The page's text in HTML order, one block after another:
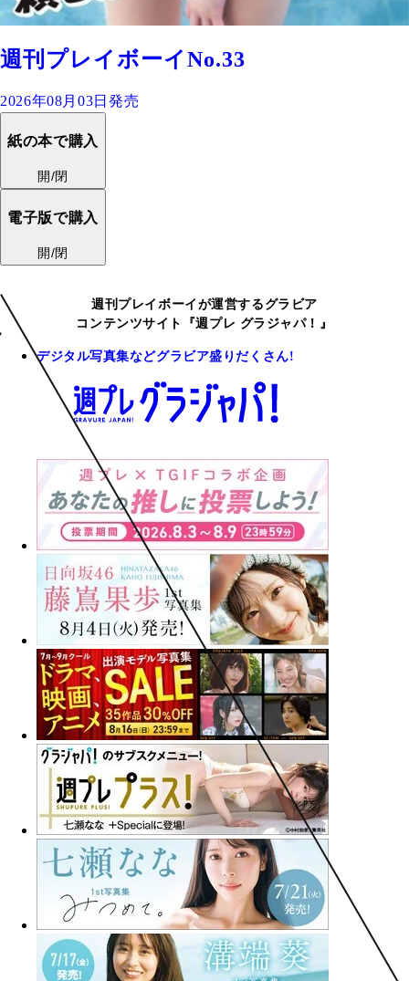
週刊プレイボーイNo.33
2026年08月03日発売
紙の本で購入
開/閉
電子版で購入
開/閉
週刊プレイボーイが運営するグラビア
コンテンツサイト『週プレ グラジャパ！』
デジタル写真集などグラビア盛りだくさん!